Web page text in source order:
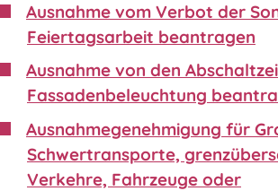
Ausnahme vom Verbot der
Feiertagsarbeit beantragen
Ausnahme von den
Fassadenbeleuchtung
Ausnahmegenehmigung für
Schwertransporte,
Verkehre, Fahrzeuge oder